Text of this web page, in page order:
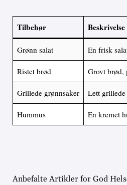
Tilbehør Beskrivelse
Grønn salat En frisk
Ristet brød Grovt brød,
Grillede grønnsaker Lett grillede
Hummus En kremet
Anbefalte Artikler for God